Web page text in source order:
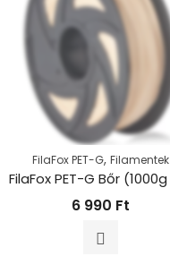
FilaFox PET-G, Filamentek
6 990 Ft